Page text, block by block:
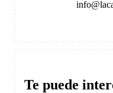
Te puede